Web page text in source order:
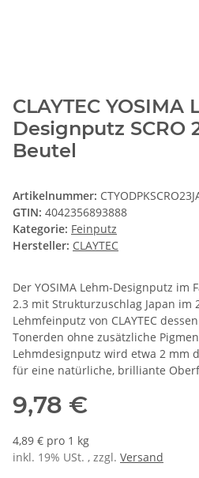
CLAYTEC YOSIMA
Designputz SCRO
Beutel
Artikelnummer:
GTIN: 4042356893888
Kategorie: Feinputz
Hersteller: CLAYTEC
Der YOSIMA Lehm-Designputz im
2.3 mit Strukturzuschlag Japan im
Lehmfeinputz von CLAYTEC
Tonerden ohne zusätzliche
Lehmdesignputz wird etwa 2 mm
für eine natürliche, brilliante
9,78 €
4,89 € pro 1 kg
inkl. 19% USt. , zzgl. Versand